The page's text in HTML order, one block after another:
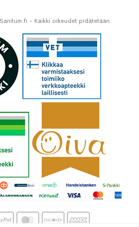
- Kaikki oikeudet pidätetään